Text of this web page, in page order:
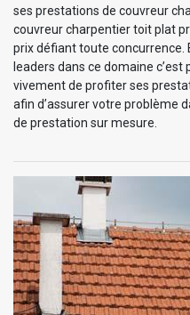
ses prestations de couvreur
couvreur charpentier toit plat
prix défiant toute concurrence.
leaders dans ce domaine
vivement de profiter ses
afin d’assurer votre problème
de prestation sur mesure.